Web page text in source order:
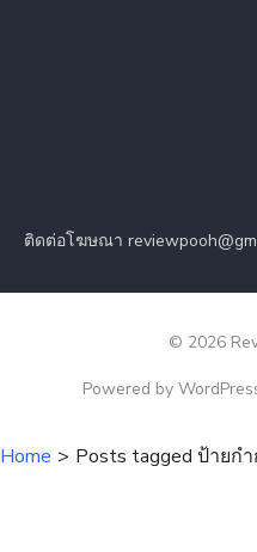
ติดต่อโฆษณา
© 2026
Powered by
Home > Posts tagged ป้ายกำ